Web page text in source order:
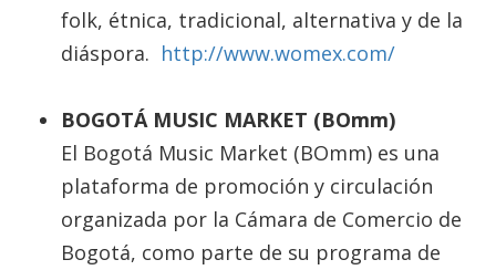
folk, étnica, tradicional, alternativa y de la
diáspora. http://www.womex.com/
BOGOTÁ MUSIC MARKET (BOmm)
El Bogotá Music Market (BOmm) es una
plataforma de promoción y circulación
organizada por la Cámara de Comercio de
Bogotá, como parte de su programa de